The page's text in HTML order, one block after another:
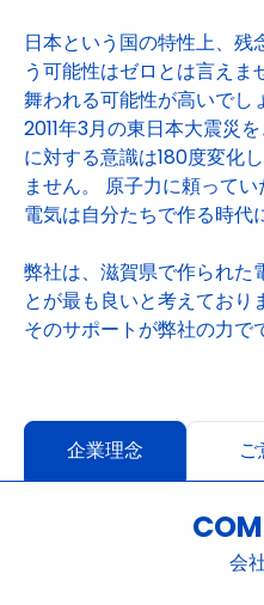
日本という国の特性上、残
う可能性はゼロとは言え
舞われる可能性が高いでし
2011年3月の東日本大震災
に対する意識は180度変化
ません。 原子力に頼って
電気は自分たちで作る時代
弊社は、滋賀県で作られた
とが最も良いと考えており
そのサポートが弊社の力で
企業理念 ご
会